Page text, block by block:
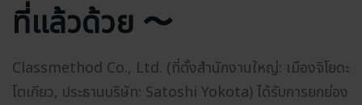
ที่แล้วด้วย 〜
Classmethod Co., Ltd. (ที่ตั้งสำนักงานใหญ่: เมืองจิโยดะ
โตเกียว, ประธานบริษัท: Satoshi Yokota) ได้รับการยกย่อง